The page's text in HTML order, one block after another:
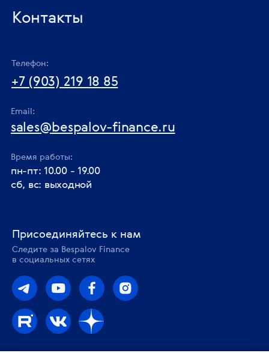
Контакты
+7 (903) 219 18 85
Следите за Bespalov Finance
в социальных сетях
Телефон:
Email:
sales@bespalov-finance.ru
пн-пт: 10.00 - 19.00
сб, вс: выходной
Время работы:
Присоединяйтесь к нам